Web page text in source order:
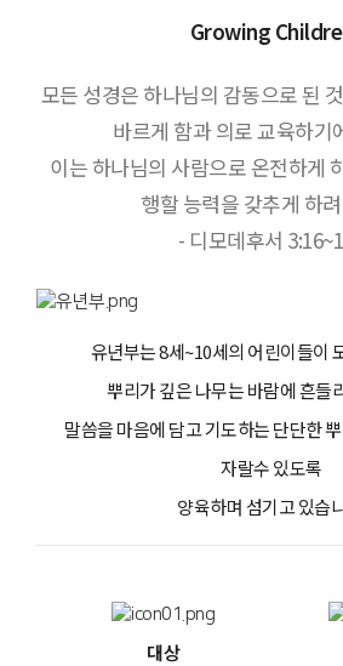
Growing
모든 성경은 하나님의 감동으로 된
바르게 함과 의로 교육하기
이는 하나님의 사람으로 온전하게
행할 능력을 갖추게 하
- 디모데후서
유년부는 8세~10세의 어린이들이
뿌리가 깊은 나무는 바람에 흔들
말씀을 마음에 담고 기도하는 단단한
자랄수 있도록
양육하며 섬기고 있습
대상